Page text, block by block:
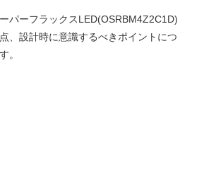
パーフラックスLED(OSRBM4Z2C1D)
、設計時に意識するべきポイントにつ
。